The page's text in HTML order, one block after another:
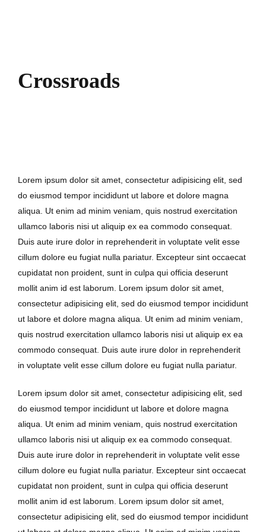
Crossroads
Lorem ipsum dolor sit amet, consectetur adipisicing elit, sed
do eiusmod tempor incididunt ut labore et dolore magna
aliqua. Ut enim ad minim veniam, quis nostrud exercitation
ullamco laboris nisi ut aliquip ex ea commodo consequat.
Duis aute irure dolor in reprehenderit in voluptate velit esse
cillum dolore eu fugiat nulla pariatur. Excepteur sint occaecat
cupidatat non proident, sunt in culpa qui officia deserunt
mollit anim id est laborum. Lorem ipsum dolor sit amet,
consectetur adipisicing elit, sed do eiusmod tempor incididunt
ut labore et dolore magna aliqua. Ut enim ad minim veniam,
quis nostrud exercitation ullamco laboris nisi ut aliquip ex ea
commodo consequat. Duis aute irure dolor in reprehenderit
in voluptate velit esse cillum dolore eu fugiat nulla pariatur.
Lorem ipsum dolor sit amet, consectetur adipisicing elit, sed
do eiusmod tempor incididunt ut labore et dolore magna
aliqua. Ut enim ad minim veniam, quis nostrud exercitation
ullamco laboris nisi ut aliquip ex ea commodo consequat.
Duis aute irure dolor in reprehenderit in voluptate velit esse
cillum dolore eu fugiat nulla pariatur. Excepteur sint occaecat
cupidatat non proident, sunt in culpa qui officia deserunt
mollit anim id est laborum. Lorem ipsum dolor sit amet,
consectetur adipisicing elit, sed do eiusmod tempor incididunt